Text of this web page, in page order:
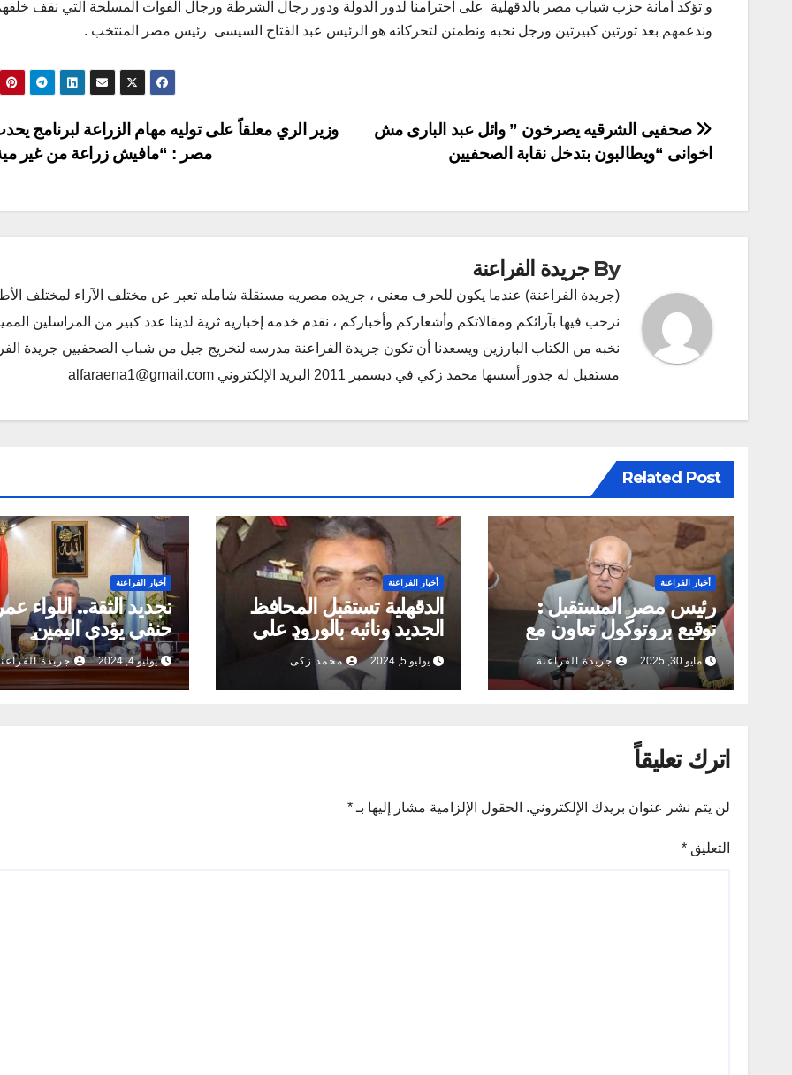
و تؤكد أمانة حزب شباب مصر بالدقهلية على احترامنا لدور الدولة ودور رجال الشرطة ورجال القوات المسلحة التي نقف
وندعمهم بعد ثورتين كبيرتين ورجل نحبه ونطمئن لتحركاته هو الرئيس عبد الفتاح السيسى رئيس مصر المنتخب .
تصفّح
المقالات
وزير الري معلقاً على توليه مهام الزراعة لبرنامج
مصر : “مافيش زراعة من غير
صحفيى الشرقيه يصرخون ” وائل عبد البارى مش
اخوانى “ويطالبون بتدخل نقابة الصحفيين
By جريدة الفراعنة
(جريدة الفراعنة) عندما يكون للحرف معني ، جريده مصريه مستقلة شامله تعبر عن مختلف الآراء لمختلف
نرحب فيها بآرائكم ومقالاتكم وأشعاركم وأخباركم ، نقدم خدمه إخباريه ثرية لدينا عدد كبير من المراسلين
نخبه من الكتاب البارزين ويسعدنا أن تكون جريدة الفراعنة مدرسه لتخريج جيل من شباب الصحفيين جريدة
مستقبل له جذور أسسها محمد زكي في ديسمبر 2011 البريد الإلكتروني alfaraena1@gmail.com
Related Post
أخبار الفراعنة
رئيس مصر المستقبل :
توقيع بروتوكول تعاون مع
مجلس القبائل المصرية
والعائلات يهدف لحل
مشكلاتهم ونقل طموحاتهم
مايو 30, 2025 جريدة الفراعنة
أخبار الفراعنة
الدقهلية تستقبل المحافظ
الجديد ونائبه بالورود علي
امل تحقيق امنيات أبناء
الدقهلية
يوليو 5, 2024 محمد زكى
أخبار الفراعنة
تجديد الثقة.. اللواء
حنفي يؤدي اليمين
الدستورية محافظاً
الأحمر
يوليو 4, 2024 جريدة
اترك تعليقاً
لن يتم نشر عنوان بريدك الإلكتروني. الحقول الإلزامية مشار إليها بـ *
التعليق *